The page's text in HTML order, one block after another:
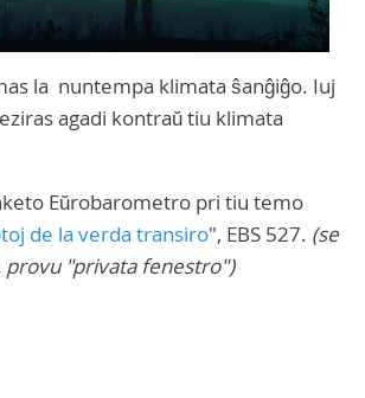
la nuntempa klimata ŝanĝiĝo. Iuj
agadi kontraŭ tiu klimata
Eŭrobarometro pri tiu temo
de la verda transiro", EBS 527. (se
provu "privata fenestro")